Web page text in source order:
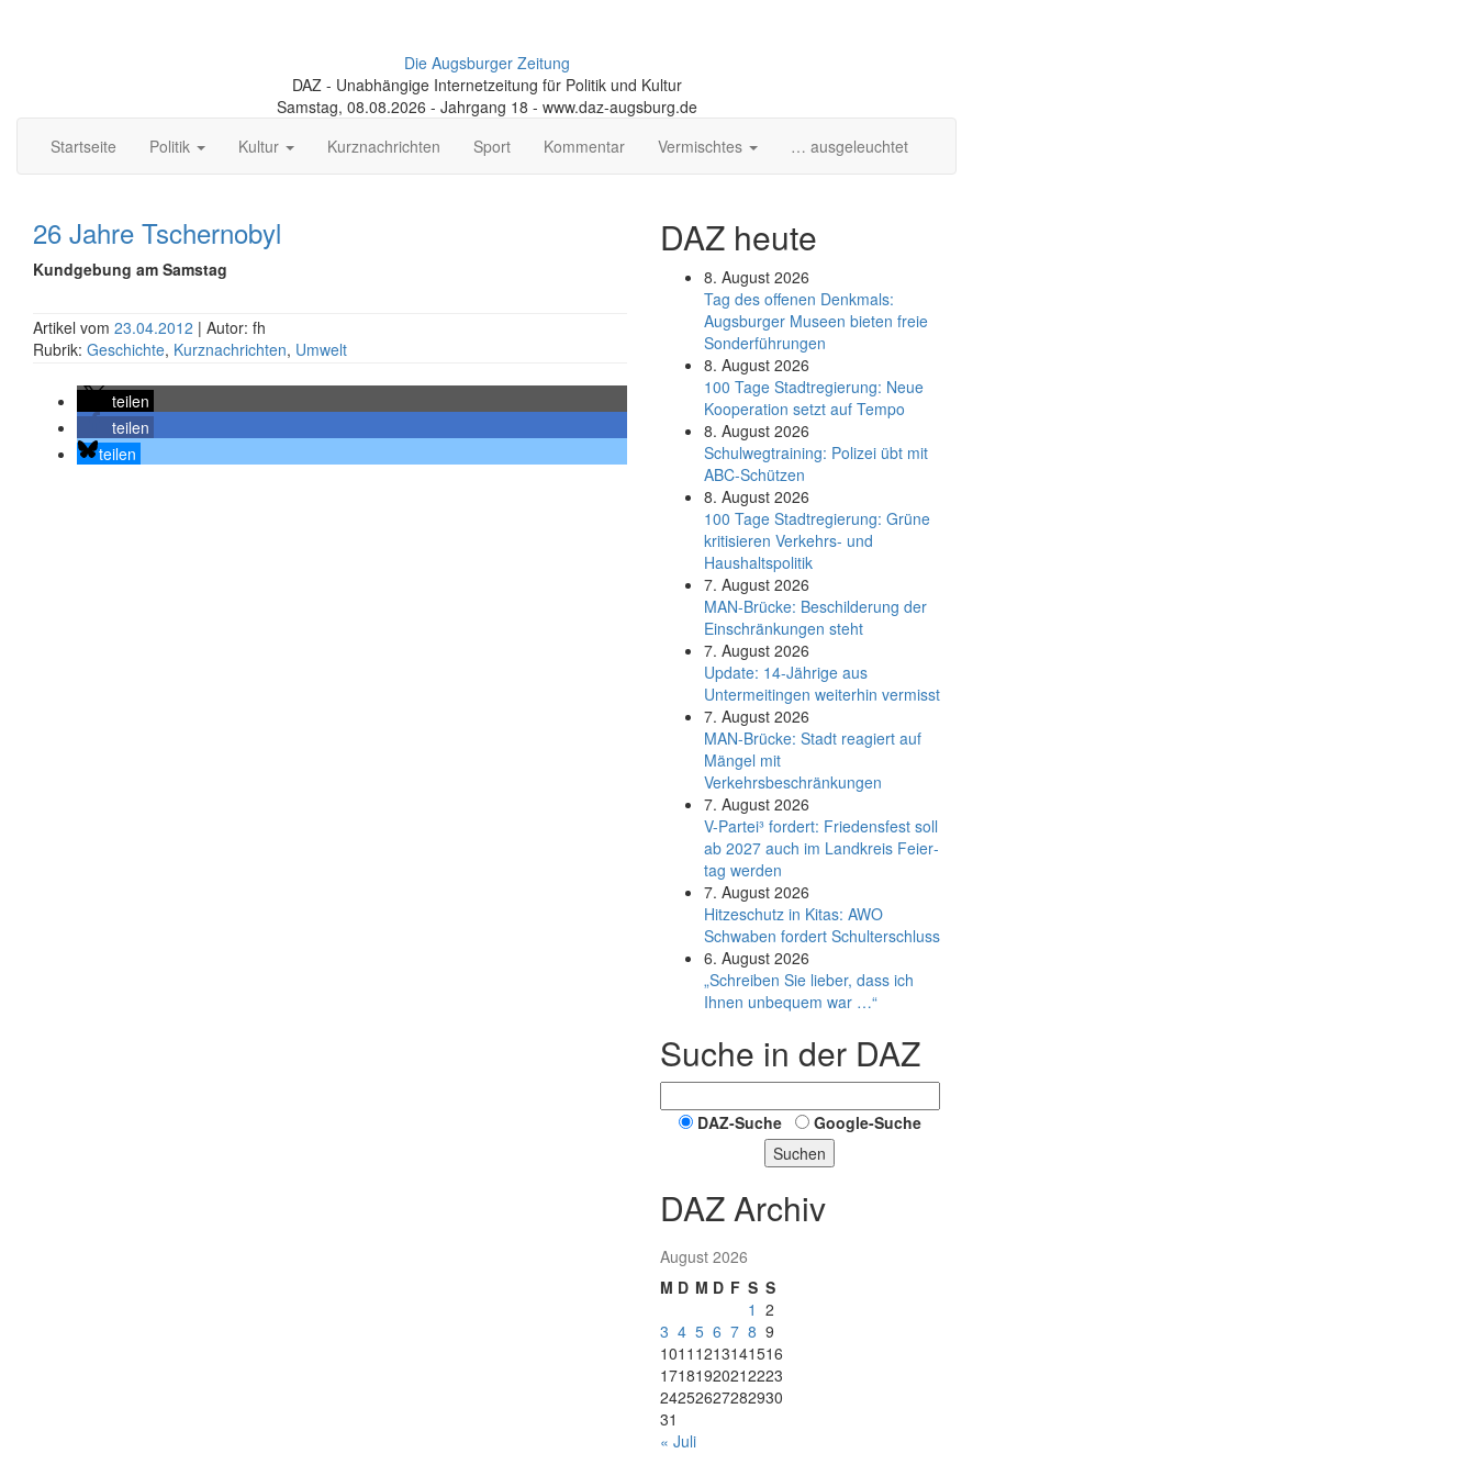
Die Augsburger Zeitung
DAZ - Unabhängige Internetzeitung für Politik und Kultur
Samstag, 08.08.2026 - Jahrgang 18 - www.daz-augsburg.de
Startseite
Politik Kultur Kurznachrichten Sport Kommentar Vermischtes … ausgeleuchtet
26 Jahre Tschernobyl
Kundgebung am Samstag
Artikel vom 23.04.2012 | Autor: fh
Rubrik: Geschichte, Kurznachrichten, Umwelt
teilen
teilen
teilen
DAZ heute
8. August 2026
Tag des offenen Denkmals:
Augsburger Museen bieten freie
Sonderführungen
8. August 2026
100 Tage Stadtregierung: Neue
Kooperation setzt auf Tempo
8. August 2026
Schul­weg­trai­ning: Poli­zei übt mit
ABC-Schüt­zen
8. August 2026
100 Tage Stadtregierung: Grüne
kritisieren Verkehrs- und
Haushaltspolitik
7. August 2026
MAN-Brücke: Beschilderung der
Einschränkungen steht
7. August 2026
Update: 14-Jährige aus
Untermeitingen weiterhin vermisst
7. August 2026
MAN-Brücke: Stadt reagiert auf
Mängel mit
Verkehrsbeschränkungen
7. August 2026
V-Partei­³ fordert: Friedens­fest soll
ab 2027 auch im Land­kreis Feier­
tag werden
7. August 2026
Hitzeschutz in Kitas: AWO
Schwaben fordert Schulterschluss
6. August 2026
„Schreiben Sie lieber, dass ich
Ihnen unbequem war …“
Suche in der DAZ
DAZ-Suche
Google-Suche
Suchen
DAZ Archiv
August 2026
M D M D F S S
1 2
3 4 5 6 7 8 9
1011 1213141516
17181920212223
24252627282930
31
« Juli